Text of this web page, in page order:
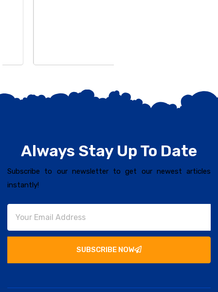
Always Stay Up To Date
Subscribe to our newsletter to get our newest articles
instantly!
SUBSCRIBE NOW